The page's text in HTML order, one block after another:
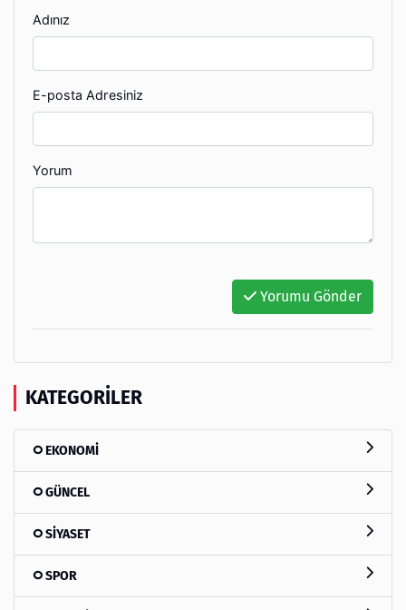
Adınız
E-posta Adresiniz
Yorum
Yorumu Gönder
KATEGORILER
EKONOMİ
GÜNCEL
SİYASET
SPOR